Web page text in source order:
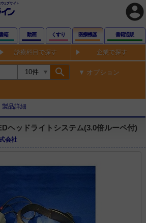
account_circle
籍 動画 くすり 医療機器 書籍通販
診療科目で探す 企業で探す
search オプション
製品詳細
ヘッドライトシステム(3.0倍ルーペ付)
会社